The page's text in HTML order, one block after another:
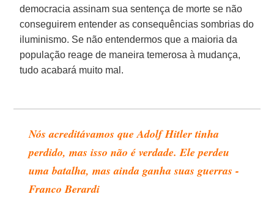
democracia assinam sua sentença de morte se não
conseguirem entender as consequências sombrias do
iluminismo. Se não entendermos que a maioria da
população reage de maneira temerosa à mudança,
tudo acabará muito mal.
Nós acreditávamos que Adolf Hitler tinha
perdido, mas isso não é verdade. Ele perdeu
uma batalha, mas ainda ganha suas guerras -
Franco Berardi